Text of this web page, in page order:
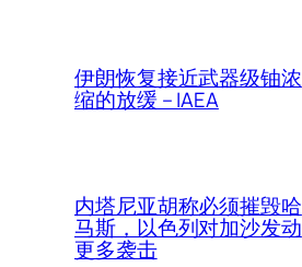
伊朗恢复接近武器级铀浓
缩的放缓 – IAEA
内塔尼亚胡称必须摧毁哈
马斯，以色列对加沙发动
更多袭击